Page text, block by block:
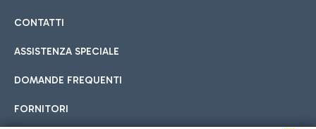
CONTATTI
ASSISTENZA SPECIALE
DOMANDE FREQUENTI
FORNITORI